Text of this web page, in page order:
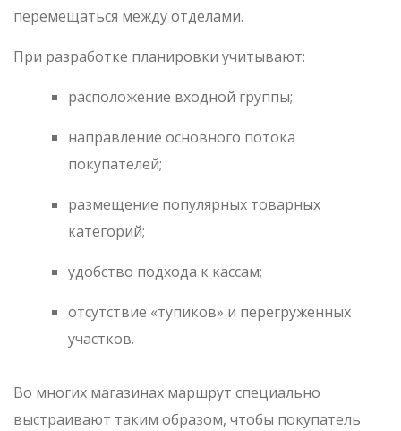
перемещаться между отделами.
При разработке планировки учитывают:
расположение входной группы;
направление основного потока
покупателей;
размещение популярных товарных
категорий;
удобство подхода к кассам;
отсутствие «тупиков» и перегруженных
участков.
Во многих магазинах маршрут специально
выстраивают таким образом, чтобы покупатель